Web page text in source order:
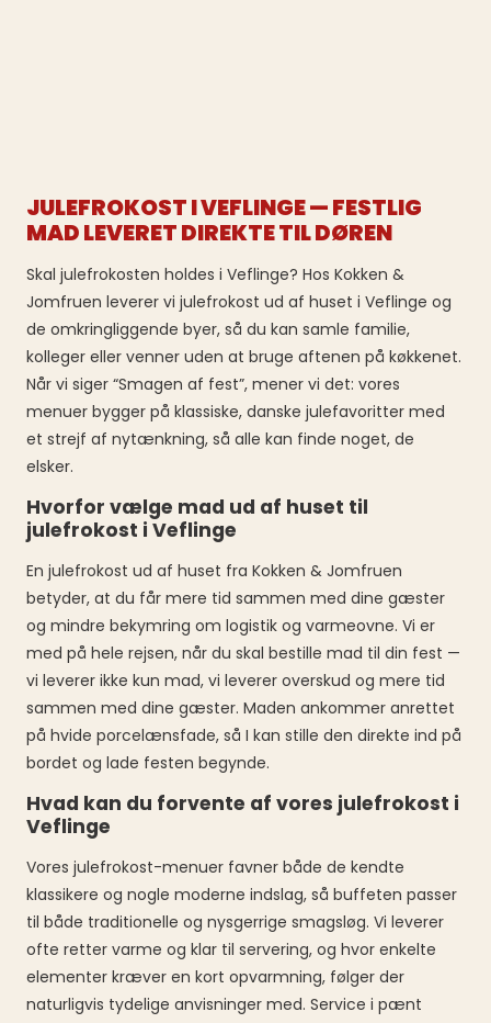
JULEFROKOST I VEFLINGE — FESTLIG
MAD LEVERET DIREKTE TIL DØREN
Skal julefrokosten holdes i Veflinge? Hos Kokken &
Jomfruen leverer vi julefrokost ud af huset i Veflinge og
de omkringliggende byer, så du kan samle familie,
kolleger eller venner uden at bruge aftenen på køkkenet.
Når vi siger “Smagen af fest”, mener vi det: vores
menuer bygger på klassiske, danske julefavoritter med
et strejf af nytænkning, så alle kan finde noget, de
elsker.
Hvorfor vælge mad ud af huset til
julefrokost i Veflinge
En julefrokost ud af huset fra Kokken & Jomfruen
betyder, at du får mere tid sammen med dine gæster
og mindre bekymring om logistik og varmeovne. Vi er
med på hele rejsen, når du skal bestille mad til din fest —
vi leverer ikke kun mad, vi leverer overskud og mere tid
sammen med dine gæster. Maden ankommer anrettet
på hvide porcelænsfade, så I kan stille den direkte ind på
bordet og lade festen begynde.
Hvad kan du forvente af vores julefrokost i
Veflinge
Vores julefrokost-menuer favner både de kendte
klassikere og nogle moderne indslag, så buffeten passer
til både traditionelle og nysgerrige smagsløg. Vi leverer
ofte retter varme og klar til servering, og hvor enkelte
elementer kræver en kort opvarmning, følger der
naturligvis tydelige anvisninger med. Service i pænt